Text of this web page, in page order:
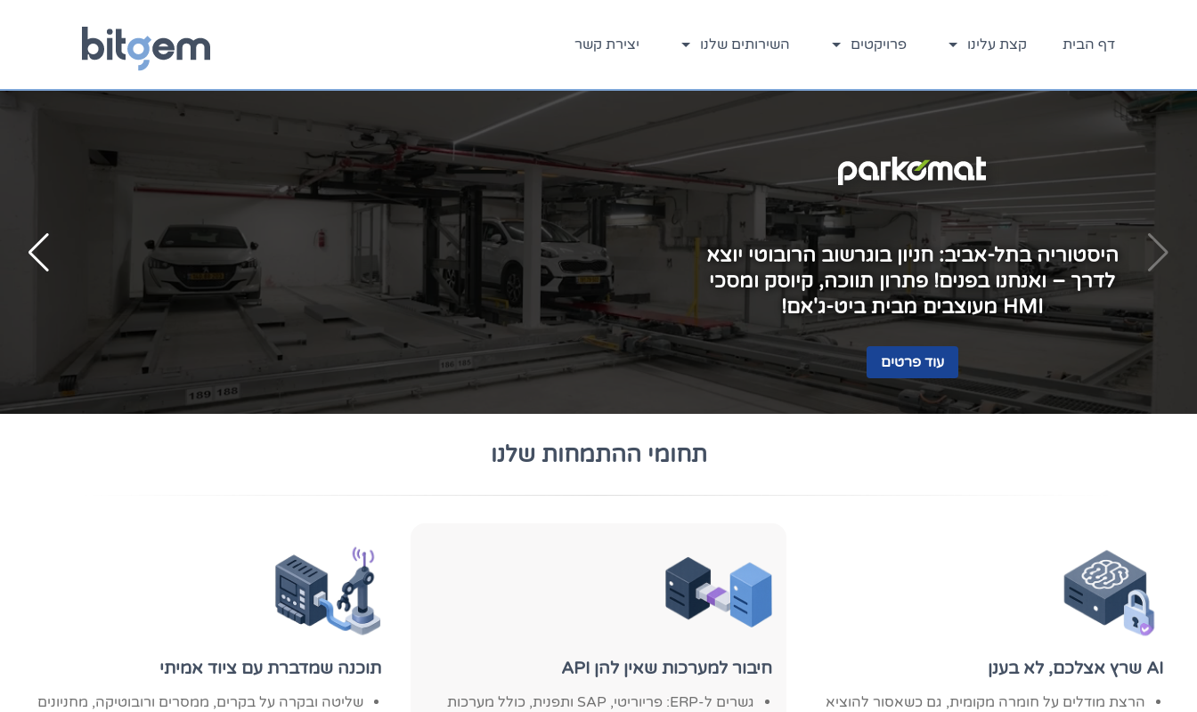
לתוכןדף הבית קצת עלינו פרויקטים השירותים שלנו יצירת קשר
חברת עופר שערים אוטומטיים הינה החברה
המובילה בתחום הדלתות והשערים האוטומטיים
על כל סוגיהם
עוד פרטים
תחומי ההתמחות שלנו
AI שרץ אצלכם, לא בענן
הרצת מודלים על חומרה מקומית, גם כשאסור להוציא
חיבור למערכות שאין להן API
גשרים ל-ERP: פריוריטי, SAP ותפנית, כולל מערכות
תוכנה שמדברת עם ציוד אמיתי
שליטה ובקרה על בקרים, ממסרים ורובוטיקה, מחניונים